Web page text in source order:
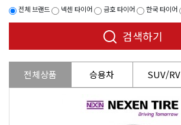
전체 브랜드 넥센 타이어 금호 타이어 한국 타이어
검색하기
전체상품 승용차 SUV/RV